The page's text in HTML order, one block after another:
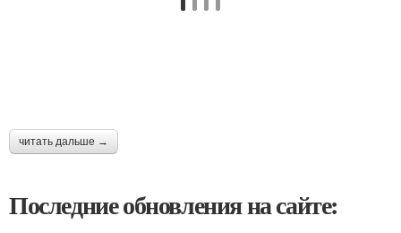
читать дальше →
Последние обновления на сайте: